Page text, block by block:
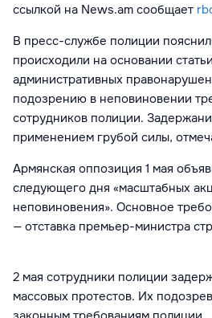
ссылкой на News.am сообщает
В пресс-службе полиции
происходили на основании
административных
подозрению в неповиновении
сотрудников полиции.
применением грубой силы,
Армянская оппозиция 1 мая
следующего дня «масштабных
неповиновения». Основное
— отставка премьер-министра
2 мая сотрудники полиции
массовых протестов. Их